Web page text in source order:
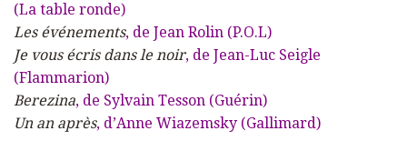
(La table ronde)
Les événements, de Jean Rolin (P.O.L)
Je vous écris dans le noir, de Jean-Luc Seigle
(Flammarion)
Berezina, de Sylvain Tesson (Guérin)
Un an après, d’Anne Wiazemsky (Gallimard)